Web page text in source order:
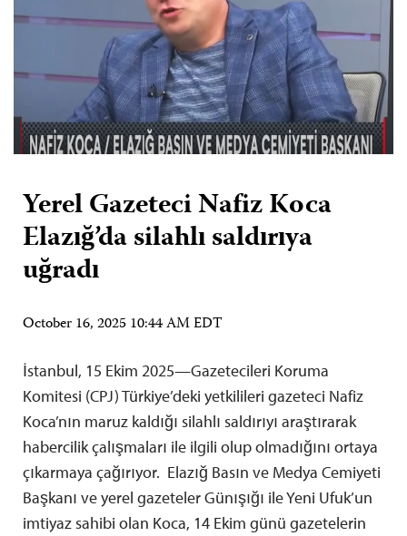
Yerel Gazeteci Nafiz Koca
Elazığ’da silahlı saldırıya
uğradı
October 16, 2025 10:44 AM EDT
İstanbul, 15 Ekim 2025—Gazetecileri Koruma
Komitesi (CPJ) Türkiye’deki yetkilileri gazeteci Nafiz
Koca’nın maruz kaldığı silahlı saldırıyı araştırarak
habercilik çalışmaları ile ilgili olup olmadığını ortaya
çıkarmaya çağırıyor. Elazığ Basın ve Medya Cemiyeti
Başkanı ve yerel gazeteler Günışığı ile Yeni Ufuk’un
imtiyaz sahibi olan Koca, 14 Ekim günü gazetelerin